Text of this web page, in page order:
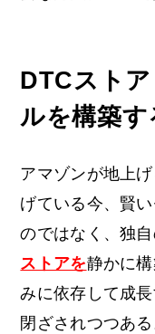
DTCスト
ルを構築す
アマゾンが地上
げている今、賢
のではなく、独
ストアを静かに
みに依存して成
閉ざされつつある